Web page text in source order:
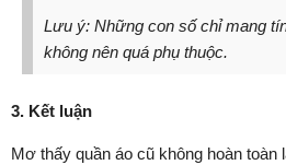
Lưu ý: Những con số chỉ mang
không nên quá phụ thuộc.
3. Kết luận
Mơ thấy quần áo cũ không hoàn